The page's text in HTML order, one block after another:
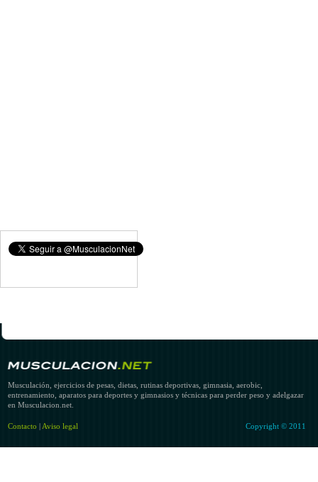
Copyright © 2011
Musculación, ejercicios de pesas, dietas, rutinas deportivas, gimnasia, aerobic,
entrenamiento, aparatos para deportes y gimnasios y técnicas para perder peso y adelgazar
en Musculacion.net.
Contacto | Aviso legal